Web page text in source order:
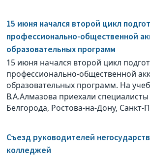
15 июня начался второй цикл
профессионально-общественной
образовательных программ
15 июня начался второй цикл
профессионально-общественной
образовательных программ. На
В.А.Алмазова приехали
Белгорода, Ростова-на-Дону, Санкт-
Съезд руководителей
колледжей